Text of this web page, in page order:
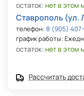
остаток: нет в этом
Ставрополь (ул.
телефон: 8 (905)
график работы:
остаток: нет в этом
Рассчитать